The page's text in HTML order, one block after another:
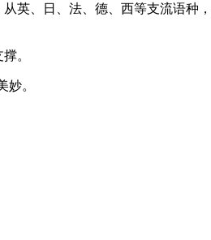
英、日、法、德、西等支流语种
。
。